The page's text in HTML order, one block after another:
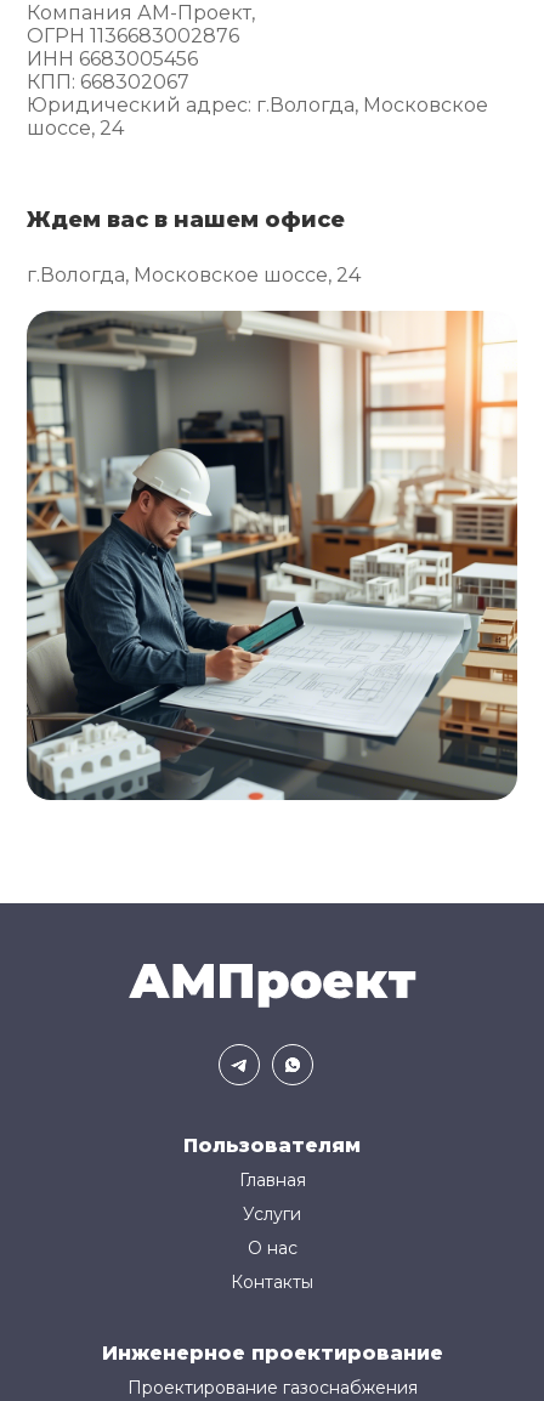
Компания АМ-Проект,
ОГРН 1136683002876
ИНН 6683005456
КПП: 668302067
Юридический адрес: г.Вологда, Московское
шоссе, 24
Ждем вас в нашем офисе
г.Вологда, Московское шоссе, 24
Пользователям
Главная
Услуги
О нас
Контакты
Инженерное проектирование
Проектирование газоснабжения